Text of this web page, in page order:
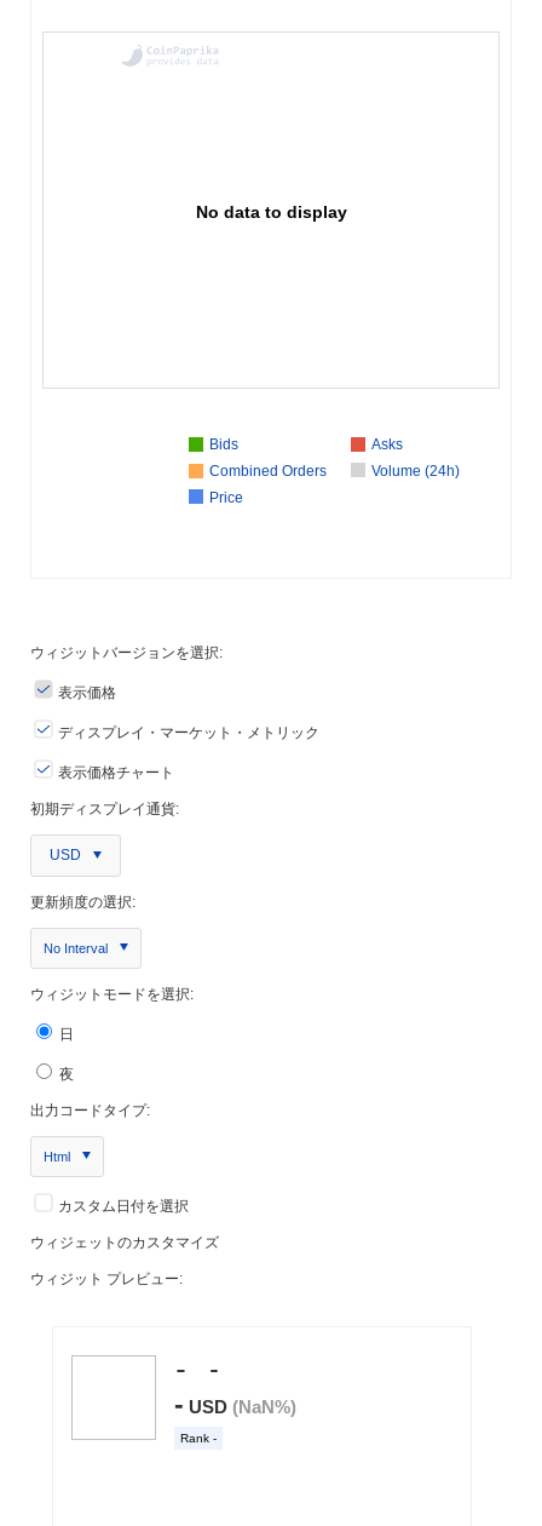
No data to display
Bids
Asks
Combined Orders
Volume (24h)
Price
ウィジットバージョンを選択:
表示価格
ディスプレイ・マーケット・メトリック
表示価格チャート
初期ディスプレイ通貨:
USD
更新頻度の選択:
No Interval
ウィジットモードを選択:
日
夜
出力コードタイプ:
Html
カスタム日付を選択
ウィジェットのカスタマイズ
ウィジット プレビュー: